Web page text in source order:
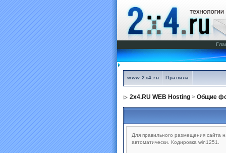
www.2x4.ru Правила
2x4.RU WEB Hosting > Общие
Для правильного размещения сайта
автоматически. Кодировка win1251.